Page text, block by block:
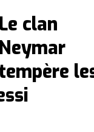
Le clan
Neymar